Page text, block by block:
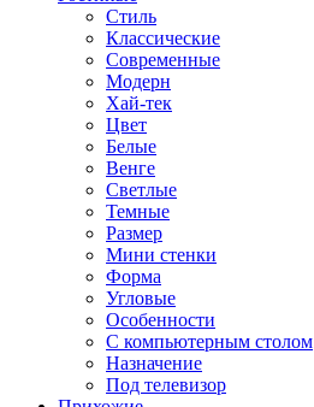
Стиль
Классические
Современные
Модерн
Хай-тек
Цвет
Белые
Венге
Светлые
Темные
Размер
Мини стенки
Форма
Угловые
Особенности
С компьютерным столом
Назначение
Под телевизор